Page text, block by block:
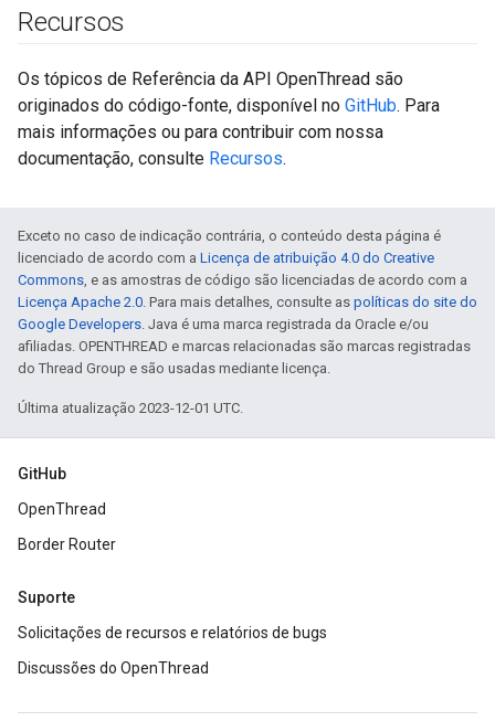
Recursos
Os tópicos de Referência da API OpenThread são
originados do código-fonte, disponível no GitHub. Para
mais informações ou para contribuir com nossa
documentação, consulte Recursos.
Exceto no caso de indicação contrária, o conteúdo desta página é
licenciado de acordo com a Licença de atribuição 4.0 do Creative
Commons, e as amostras de código são licenciadas de acordo com a
Licença Apache 2.0. Para mais detalhes, consulte as políticas do site do
Google Developers. Java é uma marca registrada da Oracle e/ou
afiliadas. OPENTHREAD e marcas relacionadas são marcas registradas
do Thread Group e são usadas mediante licença.
Última atualização 2023-12-01 UTC.
GitHub
OpenThread
Border Router
Suporte
Solicitações de recursos e relatórios de bugs
Discussões do OpenThread